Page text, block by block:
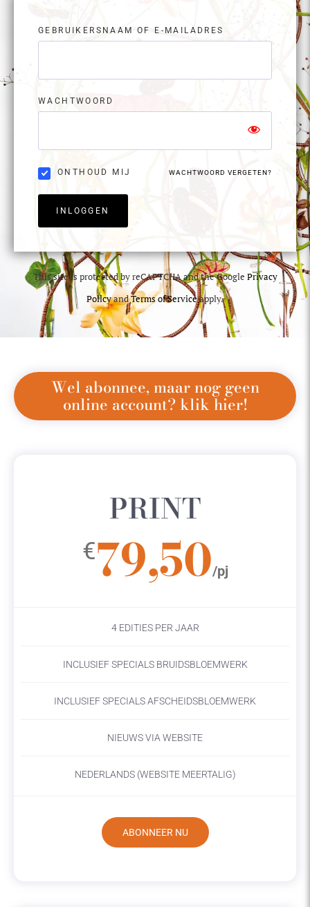
GEBRUIKERSNAAM OF E-MAILADRES
WACHTWOORD
ONTHOUD MIJ WACHTWOORD VERGETEN?
INLOGGEN
This site is protected by reCAPTCHA and the Google Privacy
PolicyandTerms of Serviceapply.
Wel abonnee, maar nog geen
online account? klik hier!
PRINT
€79,50/pj
4 EDITIES PER JAAR
INCLUSIEF SPECIALS BRUIDSBLOEMWERK
INCLUSIEF SPECIALS AFSCHEIDSBLOEMWERK
NIEUWS VIA WEBSITE
NEDERLANDS (WEBSITE MEERTALIG)
ABONNEER NU